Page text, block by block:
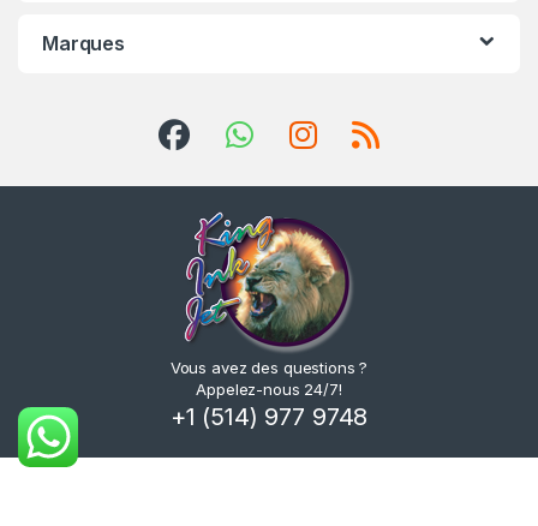
Marques
Vous avez des questions ?
Appelez-nous 24/7!
+1 (514) 977 9748